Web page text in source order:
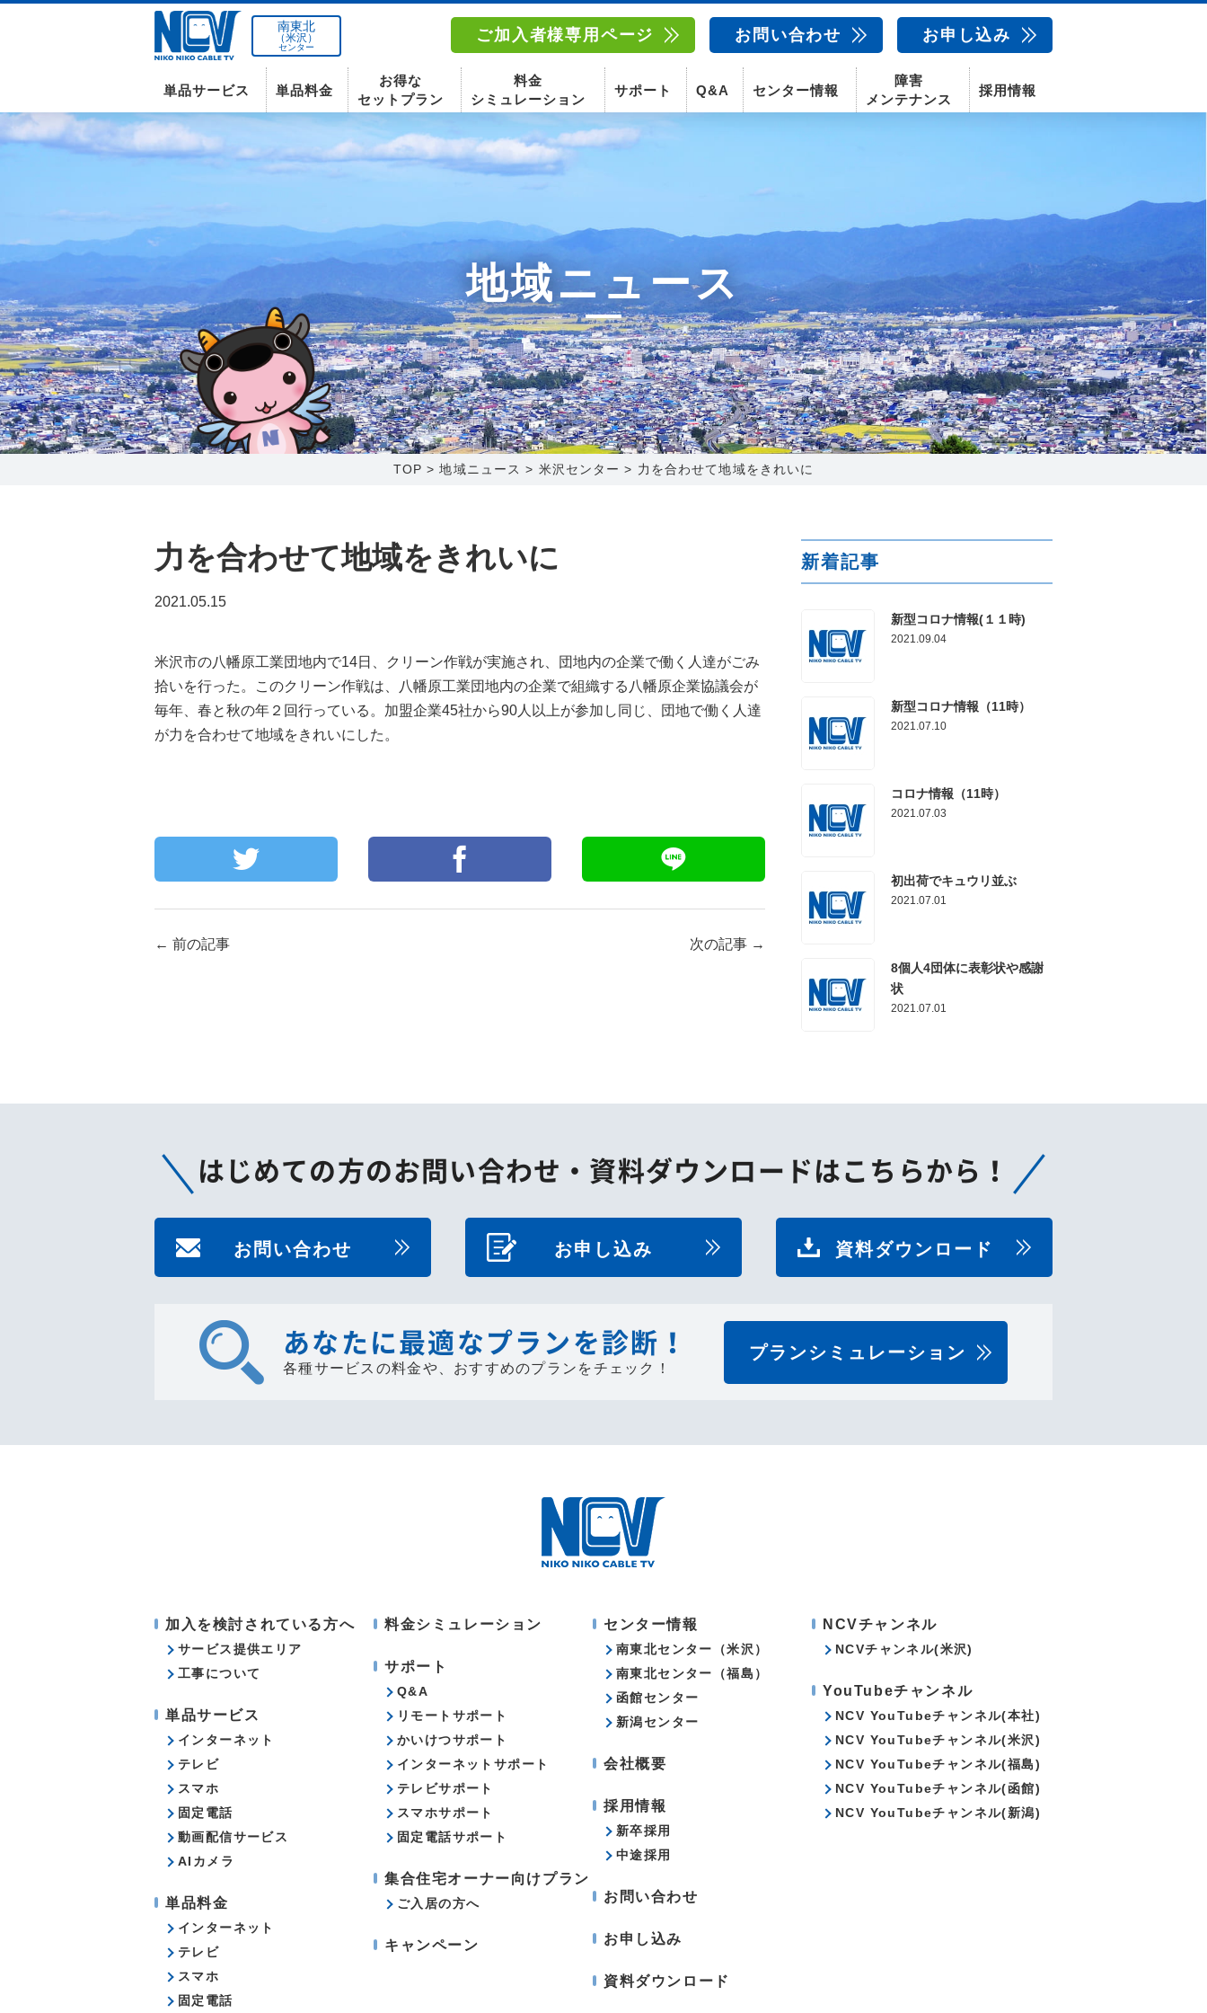
〒992-0044
山形県米沢市春日四丁目2-75
0238-24-2525
営業時間 9:00～18:00
〒960-8252
福島県福島市御山字一本松17-1-1
0120-173-577
営業時間 9:15～18:00
北海道函館市桔梗町379-31
0138-34-2525
営業時間 9:00～18:00
新潟県新潟市西区山田2310-39
025-210-1200
営業時間 9:00～18:00
南東北
（米沢）
センター
ご加入者様専用ページ お問い合わせ お申し込み
単品サービス
インターネット スマホ 固定電話 AIカメラ
単品料金
インターネット スマホ 動画配信サービス
お得な
セットプラン
料金
シミュレーション
サポート Q&A センター情報
〒992-0044
山形県米沢市春日四丁目2-75
0238-24-2525
営業時間 9:00～18:00
〒960-8252
福島県福島市御山字一本松17-1-1
0120-173-577
営業時間 9:15～18:00
番組情報
〒041-0801
北海道函館市桔梗町379-31
0138-34-2525
営業時間 9:00～18:00
番組情報
〒950-1189
新潟県新潟市西区山田2310-39
025-210-1200
営業時間 9:00～18:00
障害
メンテナンス
採用情報
地域ニュース
TOP >地域ニュース > 米沢センター > 力を合わせて地域をきれいに
力を合わせて地域をきれいに
2021.05.15
米沢市の八幡原工業団地内で14日、クリーン作戦が実施され、団地内の企業で働く人達がごみ
拾いを行った。このクリーン作戦は、八幡原工業団地内の企業で組織する八幡原企業協議会が
毎年、春と秋の年２回行っている。加盟企業45社から90人以上が参加し同じ、団地で働く人達
が力を合わせて地域をきれいにした。
← 前の記事 次の記事 →
新着記事
新型コロナ情報(１１時)
2021.09.04
新型コロナ情報（11時）
2021.07.10
コロナ情報（11時）
2021.07.03
初出荷でキュウリ並ぶ
2021.07.01
8個人4団体に表彰状や感謝
状
2021.07.01
はじめての方のお問い合わせ・ 資料ダウンロードはこちらから！
お問い合わせ お申し込み 資料ダウンロード
あなたに最適なプランを診断！
各種サービスの料金や、 おすすめのプランをチェック！
プランシミュレーション
加入を検討されている方へ
サービス提供エリア
工事について
単品サービス
インターネット
テレビ
スマホ
固定電話
動画配信サービス
AIカメラ
単品料金
インターネット
テレビ
スマホ
固定電話
料金シミュレーション
サポート
Q&A
リモートサポート
かいけつサポート
インターネットサポート
テレビサポート
スマホサポート
固定電話サポート
集合住宅オーナー向けプラン
ご入居の方へ
キャンペーン
センター情報
南東北センター（米沢）
南東北センター（福島）
函館センター
新潟センター
会社概要
採用情報
新卒採用
中途採用
お問い合わせ
お申し込み
資料ダウンロード
NCVチャンネル
NCVチャンネル(米沢)
YouTubeチャンネル
NCV YouTubeチャンネル(本社)
NCV YouTubeチャンネル(米沢)
NCV YouTubeチャンネル(福島)
NCV YouTubeチャンネル(函館)
NCV YouTubeチャンネル(新潟)